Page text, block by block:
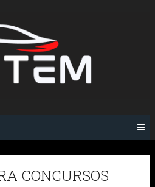
CONCURSOS